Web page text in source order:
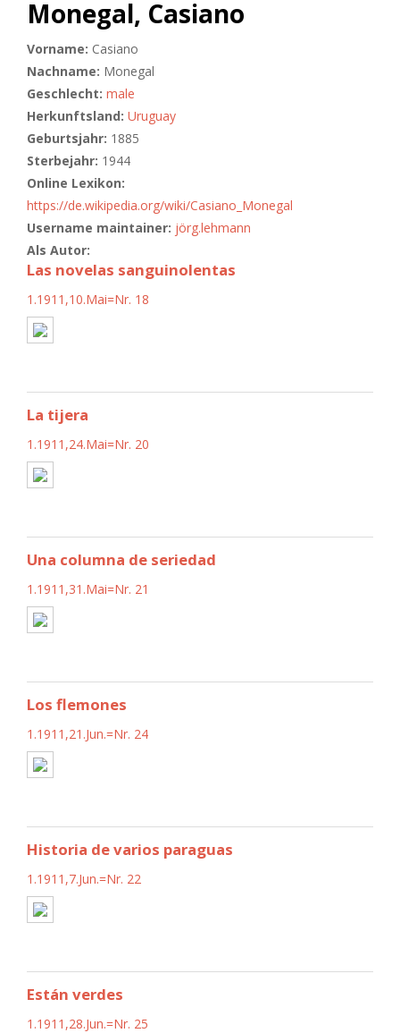
Monegal, Casiano
Vorname: Casiano
Nachname: Monegal
Geschlecht: male
Herkunftsland: Uruguay
Geburtsjahr: 1885
Sterbejahr: 1944
Online Lexikon:
https://de.wikipedia.org/wiki/Casiano_Monegal
Username maintainer: jörg.lehmann
Als Autor:
Las novelas sanguinolentas
1.1911,10.Mai=Nr. 18
La tijera
1.1911,24.Mai=Nr. 20
Una columna de seriedad
1.1911,31.Mai=Nr. 21
Los flemones
1.1911,21.Jun.=Nr. 24
Historia de varios paraguas
1.1911,7.Jun.=Nr. 22
Están verdes
1.1911,28.Jun.=Nr. 25